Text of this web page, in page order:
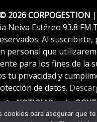
2026 CORPOGESTION
Neiva Estéreo 93.8
Al
personal que
para los fines de la
tu privacidad y
de datos.
NOTICIAS
cookies para asegurar que